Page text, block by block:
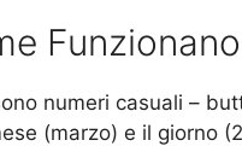
numeri casuali –
(marzo) e il giorno